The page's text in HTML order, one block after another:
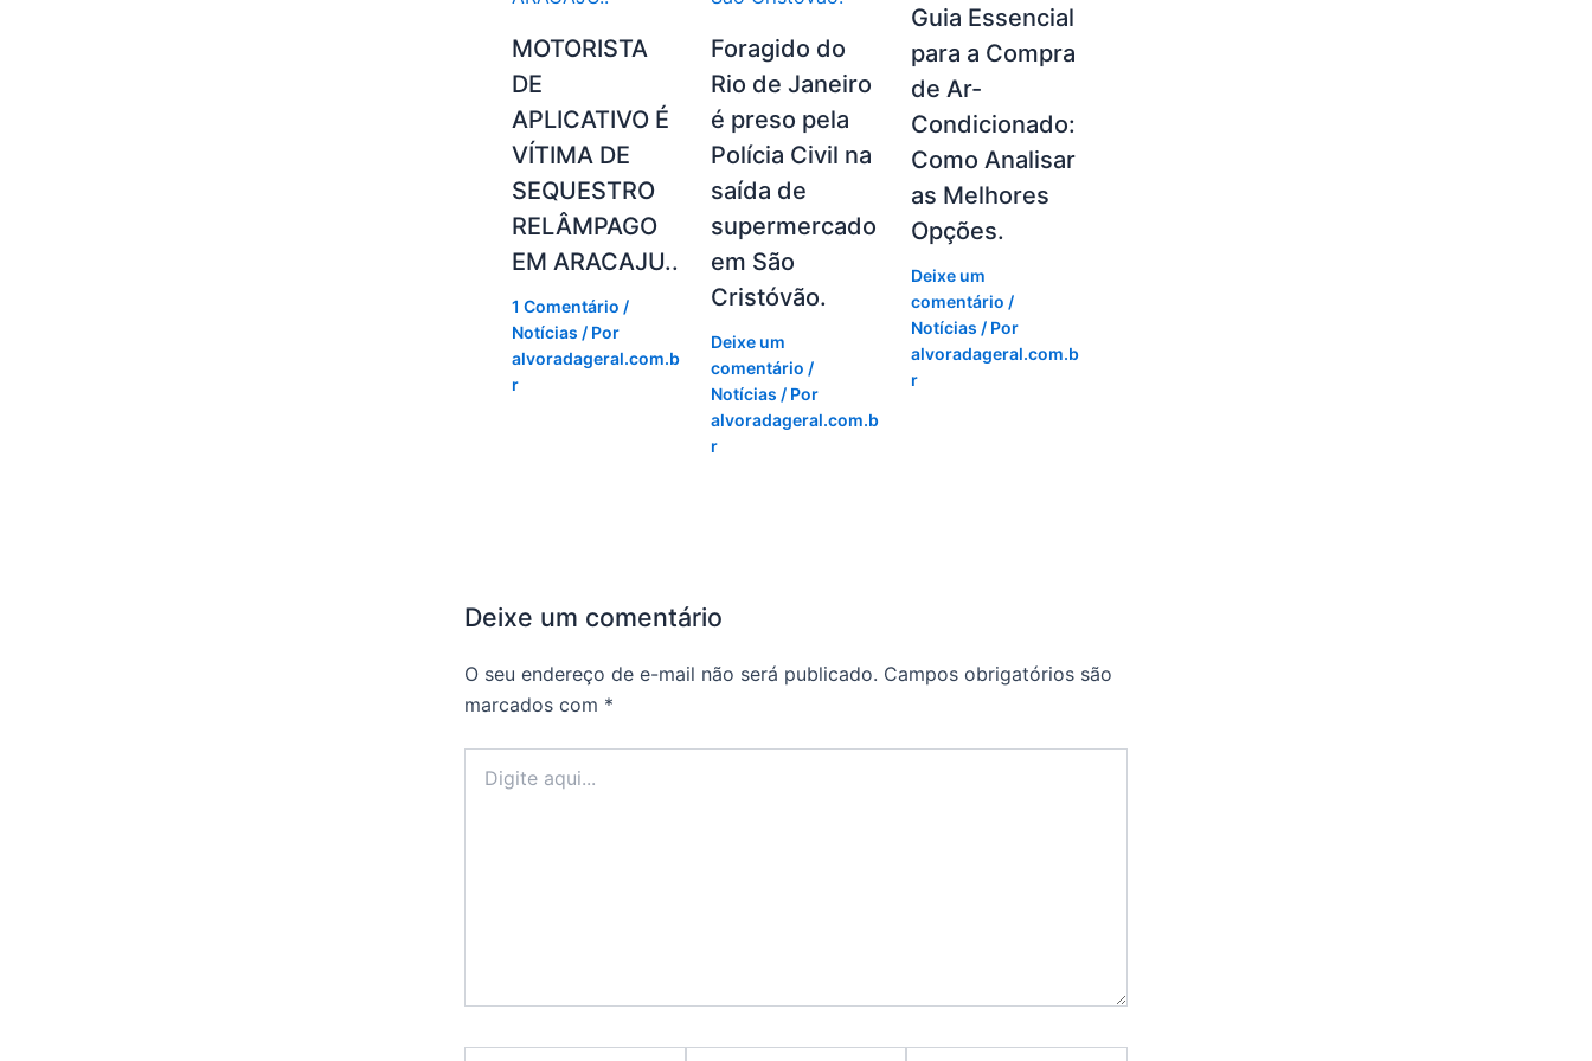
MOTORISTA
DE
APLICATIVO É
VÍTIMA DE
SEQUESTRO
RELÂMPAGO
EM ARACAJU..
1 Comentário /
Notícias / Por
alvoradageral.com.b
r
Foragido do
Rio de Janeiro
é preso pela
Polícia Civil na
saída de
supermercado
em São
Cristóvão.
Deixe um
comentário /
Notícias / Por
alvoradageral.com.b
r
Guia Essencial
para a Compra
de Ar-
Condicionado:
Como Analisar
as Melhores
Opções.
Deixe um
comentário /
Notícias / Por
alvoradageral.com.b
r
Deixe um comentário
O seu endereço de e-mail não será publicado. Campos obrigatórios são
marcados com *
aqui...